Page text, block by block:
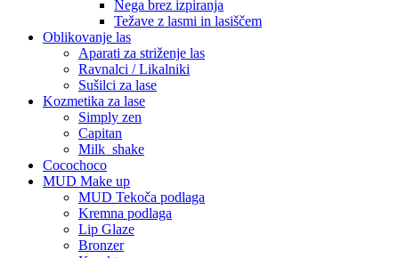
Nega brez izpiranja
Težave z lasmi in lasiščem
Oblikovanje las
Aparati za striženje las
Ravnalci / Likalniki
Sušilci za lase
Kozmetika za lase
Simply zen
Capitan
Milk_shake
Cocochoco
MUD Make up
MUD Tekoča podlaga
Kremna podlaga
Lip Glaze
Bronzer